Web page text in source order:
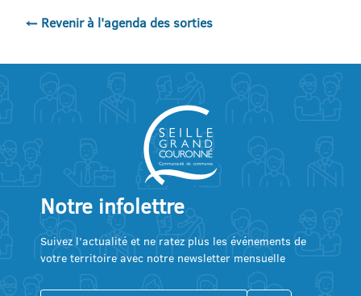
← Revenir à l'agenda des sorties
Notre infolettre
Suivez l’actualité et ne ratez plus les événements de
votre territoire avec notre newsletter mensuelle